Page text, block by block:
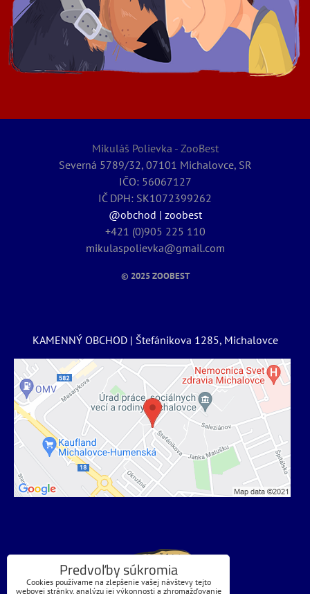
Mikuláš Polievka - ZooBest
Severná 5789/32, 07101 Michalovce, SR
IČO: 56067127
IČ DPH: SK1072399262
@obchod | zoobest
+421 (0)905 225 110
mikulaspolievka@gmail.com
© 2025ZOOBEST
KAMENNÝ OBCHOD | Štefánikova 1285, Michalovce
Predvoľby súkromia
Cookies používame na zlepšenie vašej návštevy tejto
webovej stránky, analýzu jej výkonnosti a zhromažďovanie